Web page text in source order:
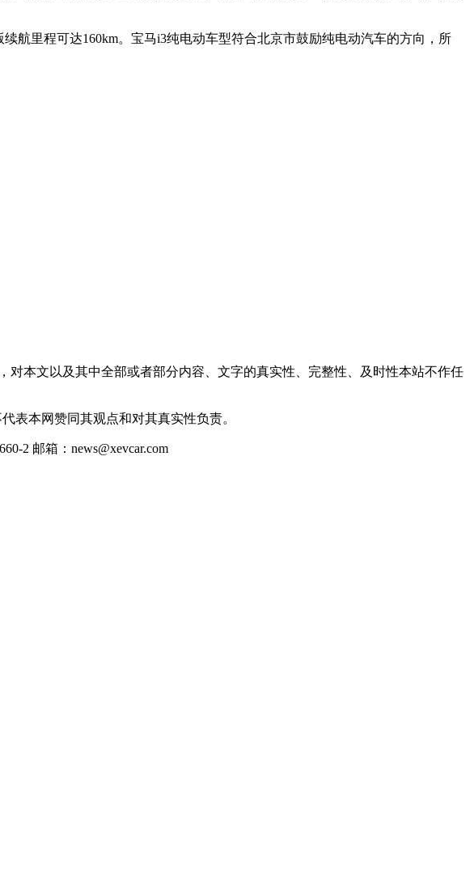
里程可达160km。宝马i3纯电动车型符合北京市鼓励纯电动汽车的方向，所
本文以及其中全部或者部分内容、文字的真实性、完整性、及时性本站不作任
表本网赞同其观点和对其真实性负责。
2 邮箱：news@xevcar.com